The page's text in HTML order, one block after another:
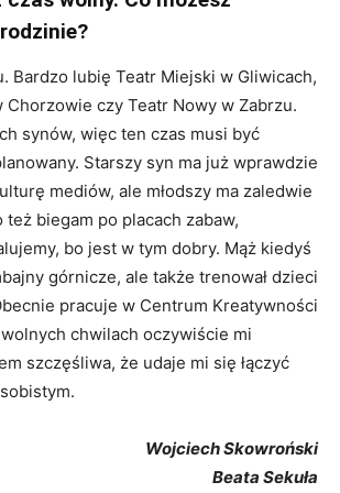
Bardzo lubię Teatr Miejski w Gliwicach,
Chorzowie czy Teatr Nowy w Zabrzu.
synów, więc ten czas musi być
Starszy syn ma już wprawdzie
mediów, ale młodszy ma zaledwie
biegam po placach zabaw,
bo jest w tym dobry. Mąż kiedyś
górnicze, ale także trenował dzieci
pracuje w Centrum Kreatywności
chwilach oczywiście mi
szczęśliwa, że udaje mi się łączyć
Wojciech Skowroński
Beata Sekuła